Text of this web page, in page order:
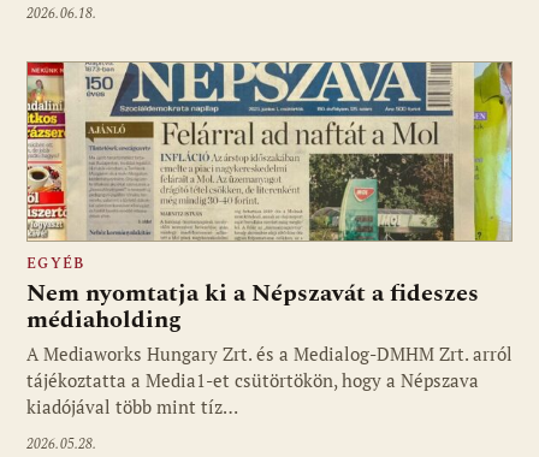
2026.06.18.
EGYÉB
Nem nyomtatja ki a Népszavát a fideszes
médiaholding
A Mediaworks Hungary Zrt. és a Medialog-DMHM Zrt. arról
tájékoztatta a Media1-et csütörtökön, hogy a Népszava
kiadójával több mint tíz…
2026.05.28.